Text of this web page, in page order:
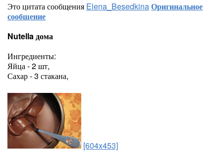
Это цитата сообщения Elena_BesedkinaОригинальное
сообщение
Nutella дома
Ингредиенты:
Яйца - 2 шт,
Сахар - 3 стакана,
[604x453]